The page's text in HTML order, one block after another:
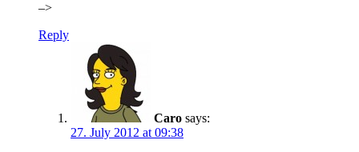
–>
Reply
Caro says:
27. July 2012 at 09:38